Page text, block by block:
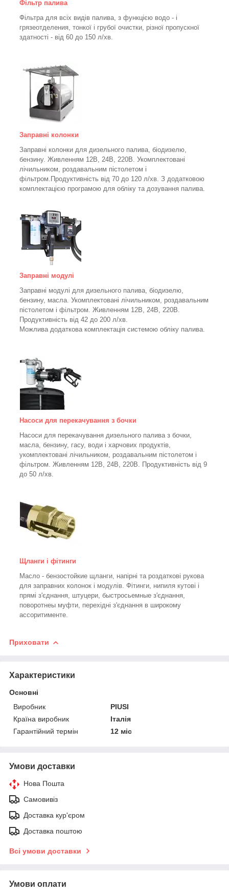
Фільтр палива
Фільтра для всіх видів палива, з функцією водо - і
грязеотделения, тонкої і грубої очистки, різної пропускної
здатності - від 60 до 150 л/хв
Заправні колонки
Заправні колонки для дизельного палива, біодизелю,
бензину. Живленням 12В, 24В, 220В. Укомплектовані
лічильником, роздавальним пістолетом і
фільтром. Продуктивність від 70 до 120 л/хв. З додатковою
комплектацією програмою для обліку та дозування палива.
Заправні модулі
Заправні модулі для дизельного палива, біодизелю,
бензину, масла. Укомплектовані лічильником, роздавальним
пістолетом і фільтром. Живленням 12В, 24В, 220В.
Продуктивність від 42 до 200 л/хв.
Можлива додаткова комплектація системою обліку палива.
Насоси для перекачування з бочки
Насоси для перекачування дизельного палива з бочки,
масла, бензину, гасу, води і харчових продуктів,
укомплектовані лічильником, роздавальним пістолетом і
фільтром. Живленням 12В, 24В, 220В. Продуктивність від 9
до 50 л/хв.
Щланги і фітинги
Масло - бензостойкие щланги, напірні та роздаткові рукова
для заправних колонок і модулів. Фітинги, нипиля кутові і
прямі з'єднання, штуцери, быстросьемные з'єднання,
поворотнеы муфти, перехідні з'єднання в широкому
ассоритименте.
Приховати
Характеристики
Основні
Виробник
PIUSI
Країна виробник
Італія
Гарантійний термін
12 міс
Умови доставки
Нова Пошта
Самовивіз
Доставка кур'єром
Доставка поштою
Всі умови доставки
Умови оплати